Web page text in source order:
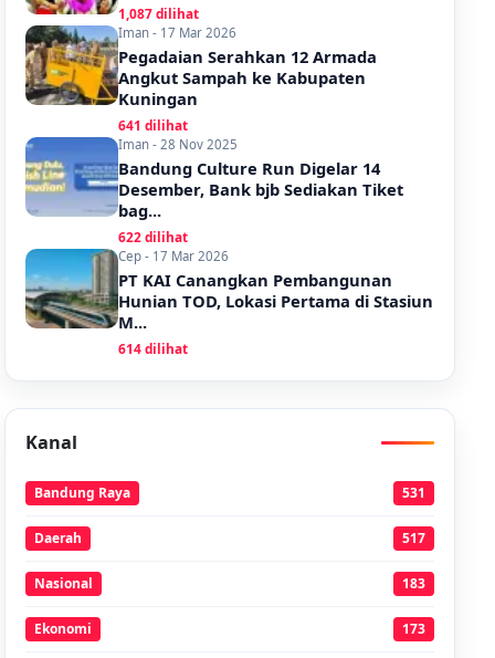
1,087 dilihat
Iman - 17 Mar 2026
Pegadaian Serahkan 12 Armada
Angkut Sampah ke Kabupaten
Kuningan
641 dilihat
Iman - 28 Nov 2025
Bandung Culture Run Digelar 14
Desember, Bank bjb Sediakan Tiket
bag...
622 dilihat
Cep - 17 Mar 2026
PT KAI Canangkan Pembangunan
Hunian TOD, Lokasi Pertama di Stasiun
M...
614 dilihat
Kanal
Bandung Raya 531
Daerah 517
Nasional 183
Ekonomi 173